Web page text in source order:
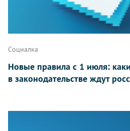
Социалка
Новые правила с 1 июля:
в законодательстве ждут